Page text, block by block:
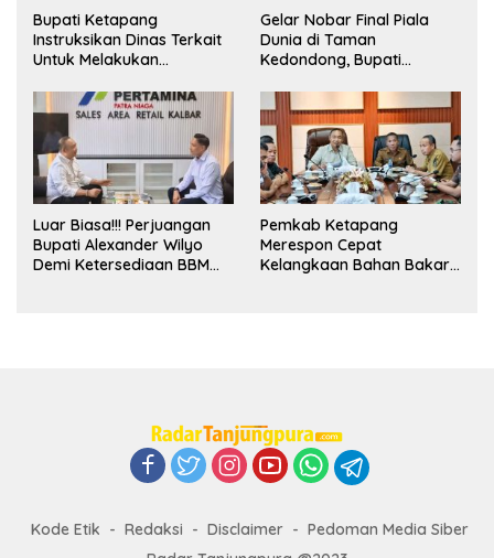
Bupati Ketapang
Instruksikan Dinas Terkait
Untuk Melakukan
Terkait Persoalan
BBM/LPG Subsidi
Gelar Nobar Final Piala
Dunia di Taman
Kedondong, Bupati
Argentina Juara!
Luar Biasa!!! Perjuangan
Bupati Alexander Wilyo
Demi Ketersediaan BBM
Pemkab Ketapang
Merespon Cepat
Kelangkaan Bahan Bakar
Kode Etik Redaksi Disclaimer
Pedoman Media Siber